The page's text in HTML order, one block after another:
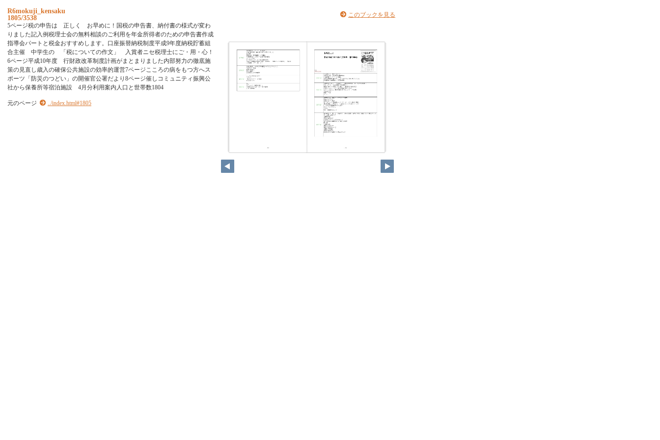
R6mokuji_kensaku
1805/3538
5ページ税の申告は 正しく お早めに！国税の申告書、納付書の様式が変わ
りました記入例税理士会の無料相談のご利用を年金所得者のための申告書作成
指導会パートと税金おすすめします。口座振替納税制度平成9年度納税貯蓄組
合主催 中学生の 「税についての作文」 入賞者ニセ税理士にご・用・心！
6ページ平成10年度 行財政改革制度計画がまとまりました内部努力の徹底施
策の見直し歳入の確保公共施設の効率的運営7ページこころの病をもつ方へス
ポーツ「防災のつどい」の開催官公署だより8ページ催しコミュニティ振興公
社から保養所等宿泊施設 4月分利用案内人口と世帯数1804
元のページ ../index.html#1805
このブックを見る